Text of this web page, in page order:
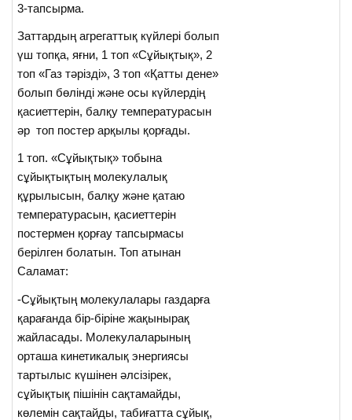
3-тапсырма.
Заттардың агрегаттық күйлері болып
үш топқа, яғни, 1 топ «Сұйықтық», 2
топ «Газ тәрізді», 3 топ «Қатты дене»
болып бөлінді және осы күйлердің
қасиеттерін, балқу температурасын
әр топ постер арқылы қорғады.
1 топ. «Сұйықтық» тобына
сұйықтықтың молекулалық
құрылысын, балқу және қатаю
температурасын, қасиеттерін
постермен қорғау тапсырмасы
берілген болатын. Топ атынан
Саламат:
-Сұйықтың молекулалары газдарға
қарағанда бір-біріне жақынырақ
жайласады. Молекулаларының
орташа кинетикалық энергиясы
тартылыс күшінен әлсізірек,
сұйықтық пішінін сақтамайды,
көлемін сақтайды, табиғатта сұйық,